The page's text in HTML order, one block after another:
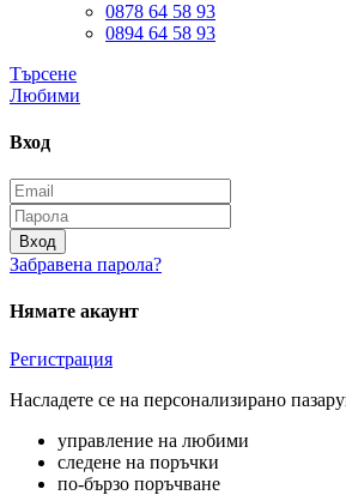
0878 64 58 93
0894 64 58 93
Търсене
Любими
Вход
Вход
Забравена парола?
Нямате акаунт
Регистрация
Насладете се на персонализирано
управление на любими
следене на поръчки
по-бързо поръчване